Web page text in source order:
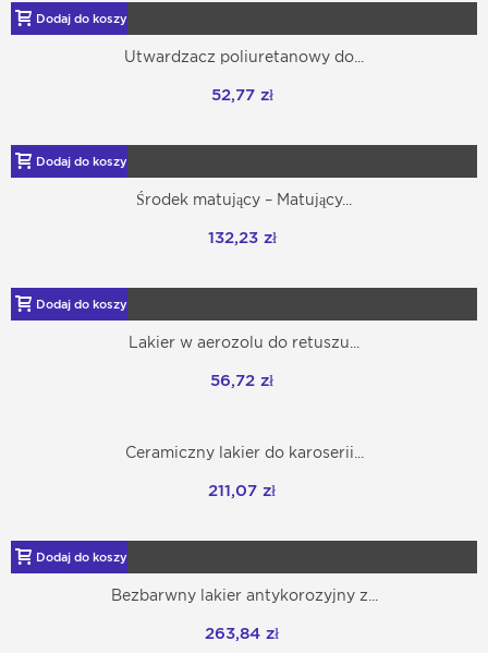
Dodaj do koszyka
Utwardzacz poliuretanowy do...
52,77 zł
Dodaj do koszyka
Środek matujący – Matujący...
132,23 zł
Dodaj do koszyka
Lakier w aerozolu do retuszu...
56,72 zł
Ceramiczny lakier do karoserii...
211,07 zł
Dodaj do koszyka
Bezbarwny lakier antykorozyjny z...
263,84 zł